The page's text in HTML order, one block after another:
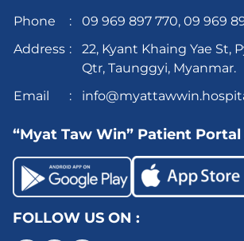
Phone : 09 969 897 770, 09 969
Address :
22, Kyant Khaing Yae St,
Qtr, Taunggyi, Myanmar.
Email
:
“Myat Taw Win” Patient
FOLLOW US ON :